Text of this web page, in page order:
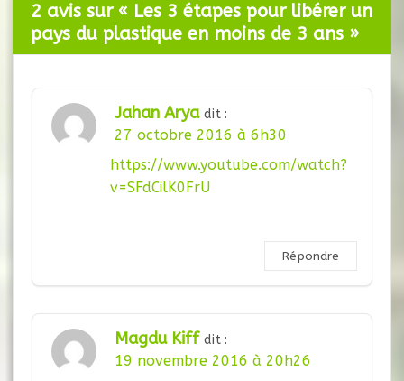
2 avis sur « Les 3 étapes pour libérer un
pays du plastique en moins de 3 ans »
Jahan Arya dit :
27 octobre 2016 à 6h30
https://www.youtube.com/watch?
v=SFdCilK0FrU
Répondre
Magdu Kiff dit :
19 novembre 2016 à 20h26